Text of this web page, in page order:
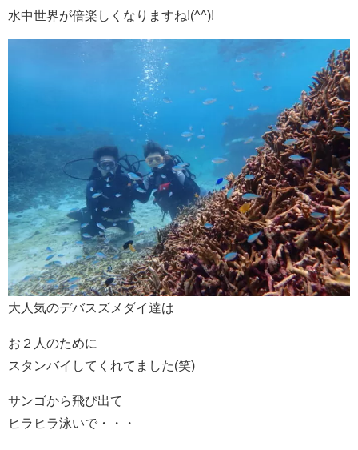
水中世界が倍楽しくなりますね!(^^)!
大人気のデバスズメダイ達は
お２人のために
スタンバイしてくれてました(笑)
サンゴから飛び出て
ヒラヒラ泳いで・・・